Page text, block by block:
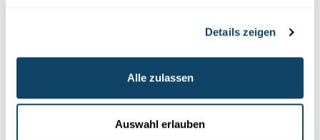
Details zeigen
Alle zulassen
Auswahl erlauben
l'interaction de
Platforms,
Facebook pour
fournir une série